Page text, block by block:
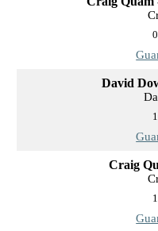
David
Craig